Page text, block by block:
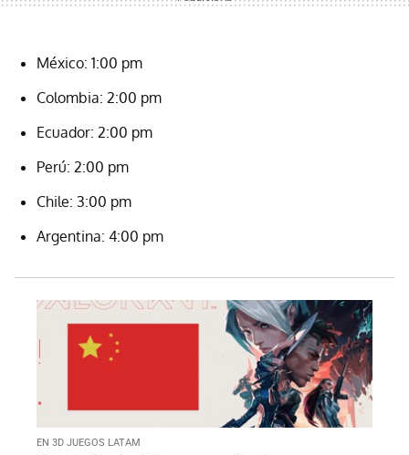
México: 1:00 pm
Colombia: 2:00 pm
Ecuador: 2:00 pm
Perú: 2:00 pm
Chile: 3:00 pm
Argentina: 4:00 pm
EN 3D JUEGOS LATAM